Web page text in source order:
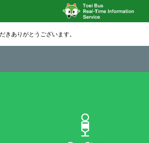
きありがとうございます。